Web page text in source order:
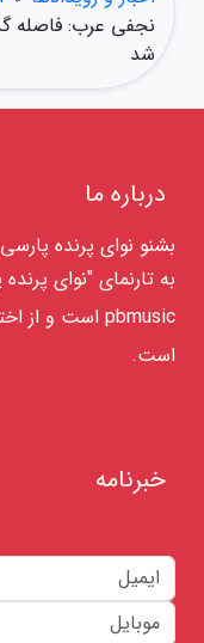
نجفی عرب: فاصله
شد
درباره ما
بشنو نوای پرنده پارسی
به تارنمای "نوای
است.
خبرنامه